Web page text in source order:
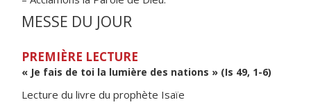
MESSE DU JOUR
PREMIÈRE LECTURE
« Je fais de toi la lumière des nations » (Is 49, 1-6)
Lecture du livre du prophète Isaïe